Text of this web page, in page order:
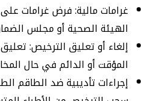
غرامات مالية: فرض غرامات
الهيئة الصحية أو مجلس
إلغاء أو تعليق الترخيص:
المؤقت أو الدائم في حال
إجراءات تأديبية ضد الطاقم